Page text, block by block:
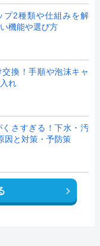
プ2種類や仕組みを解
機能や選び方
換！手順や泡沫キャ
れ
さすぎる！下水・汚
因と対策・予防策